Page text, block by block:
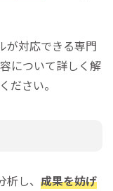
が対応できる専門
について詳しく解
ださい。
し、 成果を妨げ